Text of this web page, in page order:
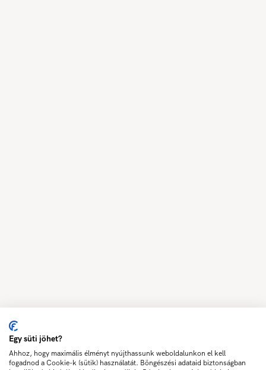
Egy süti jöhet?
Ahhoz, hogy maximális élményt nyújthassunk weboldalunkon el kell
fogadnod a Cookie-k (sütik) használatát. Böngészési adataid biztonságban